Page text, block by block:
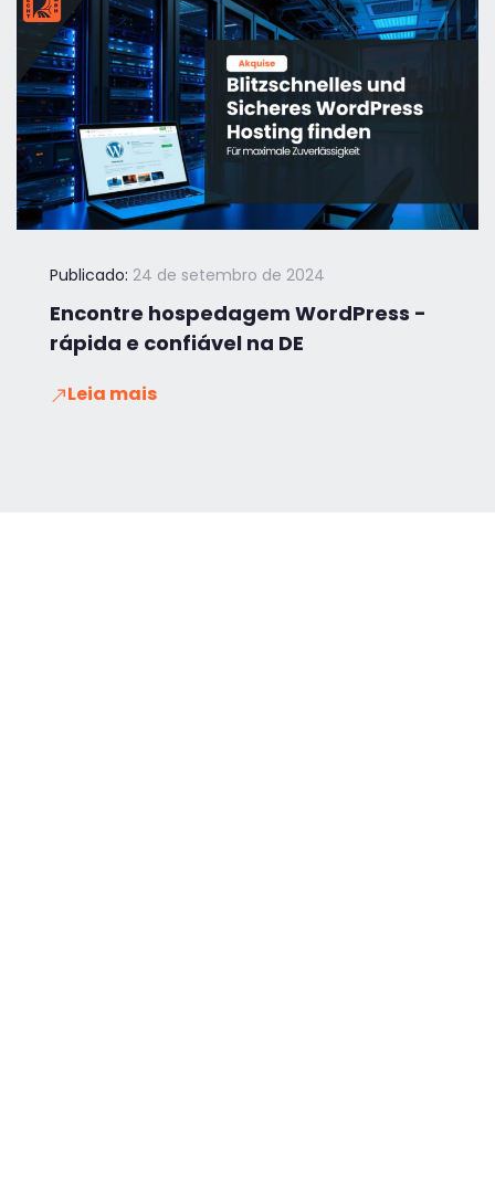
Publicado: 24 de setembro de 2024
Encontre hospedagem WordPress -
rápida e confiável na DE
Leia mais